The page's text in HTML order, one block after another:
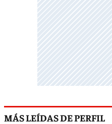
MÁS LEÍDAS DE PERFIL